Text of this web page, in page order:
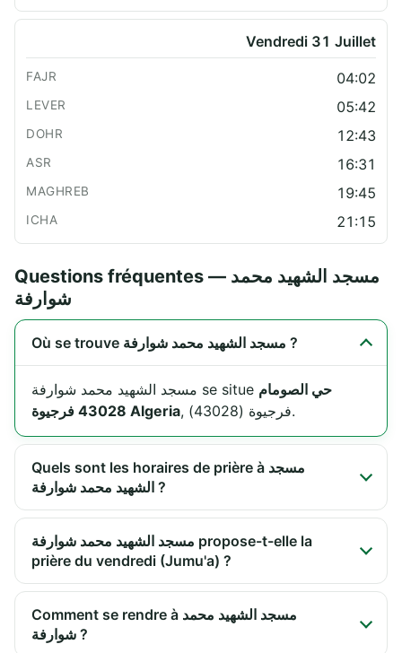
Vendredi 31 Juillet
04:02
05:42
12:43
16:31
19:45
21:15
Questions fréquentes — مسجد الشهيد محمد
شوارفة
Où se trouve مسجد الشهيد محمد شوارفة ?
مسجد الشهيد محمد شوارفة se situe حي الصومام
43028 فرجيوة Algeria
, فرجيوة (43028).
Quels sont les horaires de prière à مسجد
الشهيد محمد شوارفة ?
مسجد الشهيد محمد شوارفة propose-t-elle la
prière du vendredi (Jumu'a) ?
Comment se rendre à مسجد الشهيد محمد
شوارفة ?